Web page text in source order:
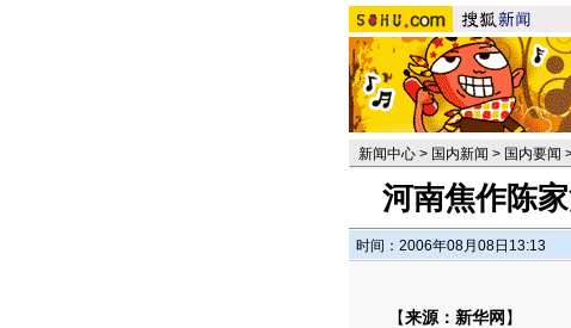
新闻中心 > 国内新闻 > 国内要闻
河南焦作陈
时间：2006年08月08日13:13
【来源：新华网 】